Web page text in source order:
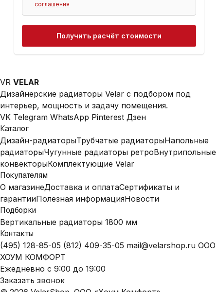
соглашения
Получить расчёт стоимости
VR VELAR
Дизайнерские радиаторы Velar с подбором под
интерьер, мощность и задачу помещения.
VK Telegram WhatsApp Pinterest Дзен
Каталог
Дизайн-радиаторыТрубчатые радиаторыНапольные
радиаторыЧугунные радиаторы ретроВнутрипольные
конвекторыКомплектующие Velar
Покупателям
О магазинеДоставка и оплатаСертификаты и
гарантииПолезная информацияНовости
Подборки
Вертикальные радиаторы 1800 мм
Контакты
(495) 128-85-05 (812) 409-35-05 mail@velarshop.ru ООО
ХОУМ КОМФОРТ
Ежедневно с 9:00 до 19:00
Заказать звонок